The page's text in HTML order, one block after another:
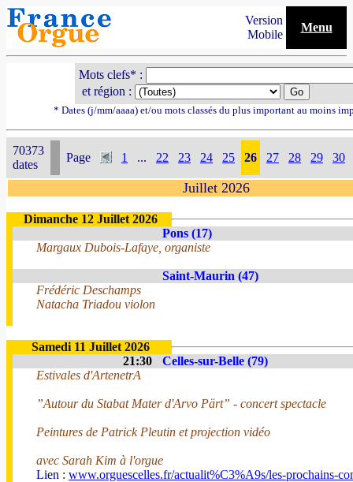
Version
Mobile
Menu
Mots clefs* :
et région :
* Dates (j/mm/aaaa) et/ou mots classés du plus important au moins
70373
dates
Page 1 ... 22 23 24 25 26 27 28 29 30
Juillet 2026
Dimanche 12 Juillet 2026
Pons (17)
Margaux Dubois-Lafaye, organiste
Saint-Maurin (47)
Frédéric Deschamps
Natacha Triadou violon
Samedi 11 Juillet 2026
21:30
Celles-sur-Belle (79)
Estivales d'ArtenetrA
”Autour du Stabat Mater d'Arvo Pärt” - concert spectacle
Peintures de Patrick Pleutin et projection vidéo
avec Sarah Kim à l'orgue
Lien : www.orguescelles.fr/actualit%C3%A9s/les-prochains-